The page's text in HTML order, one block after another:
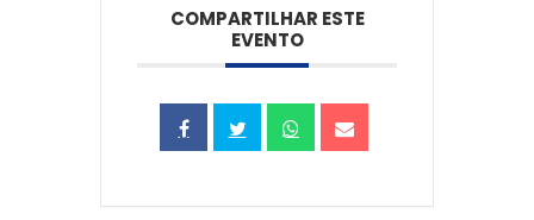
COMPARTILHAR ESTE
EVENTO